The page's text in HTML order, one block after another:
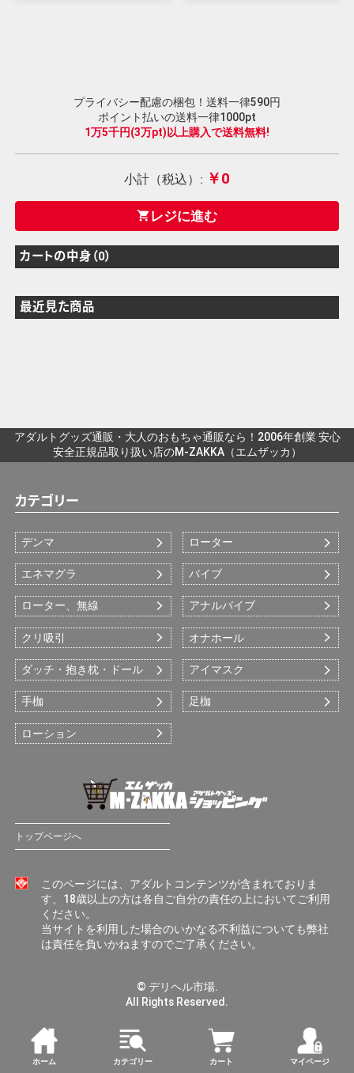
プライバシー配慮の梱包！送料一律590円
ポイント払いの送料一律1000pt
1万5千円(3万pt)以上購入で送料無料!
小計（税込）: ￥0
shopping_cart レジに進む
カートの中身（0）
最近見た商品
アダルトグッズ通販・大人のおもちゃ通販なら！2006年創業 安心
安全正規品取り扱い店のM-ZAKKA（エムザッカ）
カテゴリー
デンマ ローター
エネマグラ バイブ
ローター、無線 アナルバイブ
クリ吸引 オナホール
ダッチ・抱き枕・ドール アイマスク
手枷 足枷
ローション
トップページへ
このページには、アダルトコンテンツが含まれておりま
す、18歳以上の方は各自ご自分の責任の上においてご利用
ください。
当サイトを利用した場合のいかなる不利益についても弊社
は責任を負いかねますのでご了承ください。
© デリヘル市場.
All Rights Reserved.
ホーム カテゴリー カート マイページ